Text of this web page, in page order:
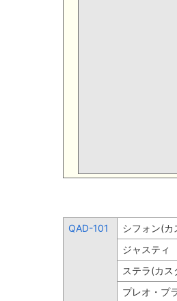
QAD-101 シフォン(カ
ジャスティ
ステラ(カス
プレオ・プ